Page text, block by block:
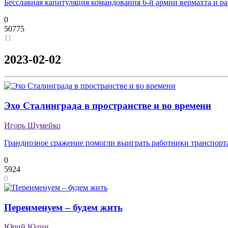
Бесславная капитуляция командования 6-й армии вермахта и
0
50775
11
2023-02-02
Эхо Сталинграда в пространстве и во времени
Игорь Шумейко
Грандиозное сражение помогли выиграть работники
0
5924
0
Переименуем – будем жить